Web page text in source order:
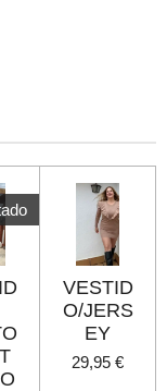
VESTID
O/JERS
EY
29,95 €